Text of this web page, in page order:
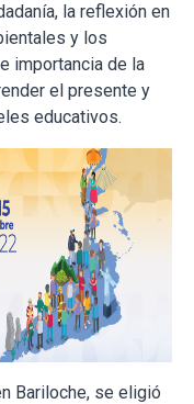
la reflexión en
y los
importancia de la
el presente y
educativos.
Bariloche, se eligió